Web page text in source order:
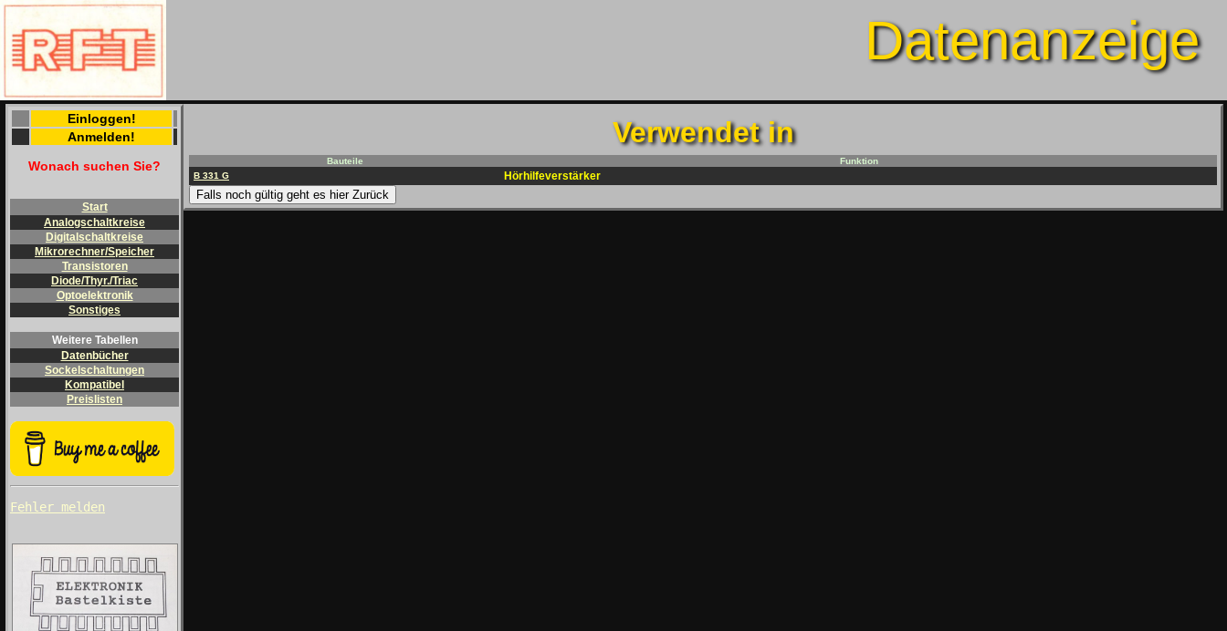
Datenanzeige
Einloggen!
Anmelden!
Wonach suchen Sie?
Start
Analogschaltkreise
Digitalschaltkreise
Mikrorechner/Speicher
Transistoren
Diode/Thyr./Triac
Optoelektronik
Sonstiges
Weitere Tabellen
Datenbücher
Sockelschaltungen
Kompatibel
Preislisten
Fehler melden
Verwendet in
Bauteile
Funktion
B 331 G
Hörhilfeverstärker
Falls noch gültig geht es hier Zurück